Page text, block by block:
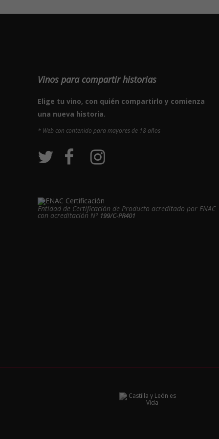
Vinos para compartir historias
Elige tu vino, con quién compartirlo y comienza
una nueva historia.
* Web con contenido para mayores de 18 años
Entidad de Certificación de Producto acreditado por ENAC
con acreditación Nº 199/C-PR401